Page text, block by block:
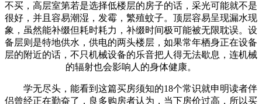
不买，高层室第若是选择低楼层的房子的话，采光可能就不是
很好，并且容易潮湿，发霉，繁殖蚊子。顶层容易呈现漏水现
象，虽然能补缀但耗时耗力，补缀时间极可能被无限耽误。设
备层则是特地供水，供电的两头楼层，如果常年栖身正在设备
层的附近的话，不只机械设备的乐音把人得无法歇息，连机械
的辐射也会影响人的身体健康。
学无尽头，能看到这篇买房须知的18个常识就申明读者伴
侣曾经正在勤奋了，良多购房者认为，当下房价过高，所以买